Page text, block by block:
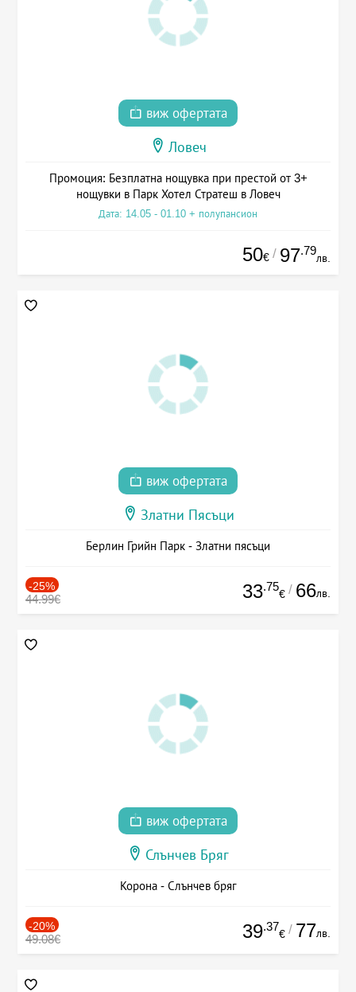
виж офертата
Ловеч
Промоция: Безплатна нощувка при престой от 3+
нощувки в Парк Хотел Стратеш в Ловеч
Дата: 14.05 - 01.10 + полупансион
50€ / 97.79
лв.
виж офертата
Златни Пясъци
Берлин Грийн Парк - Златни пясъци
-25%
44.99€ 33.75
€ / 66лв.
виж офертата
Слънчев Бряг
Корона - Слънчев бряг
-20%
49.08€ 39.37
€ / 77лв.